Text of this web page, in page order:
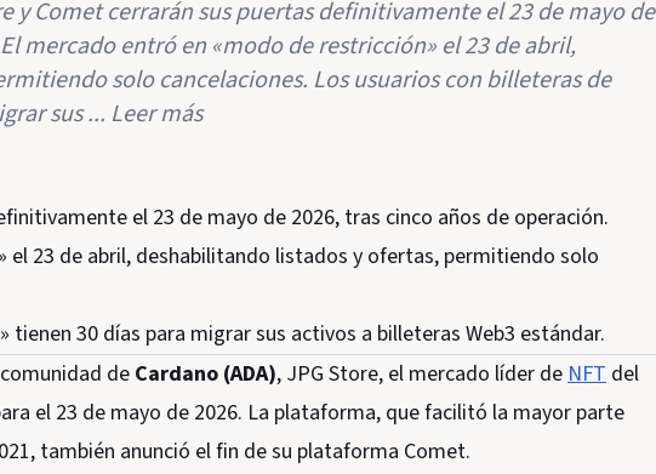
y Comet cerrarán sus puertas definitivamente el 23 de mayo de
mercado entró en «modo de restricción» el 23 de abril,
solo cancelaciones. Los usuarios con billeteras de
sus ... Leer más
el 23 de mayo de 2026, tras cinco años de operación.
el 23 de abril, deshabilitando listados y ofertas, permitiendo solo
tienen 30 días para migrar sus activos a billeteras Web3 estándar.
de Cardano (ADA), JPG Store, el mercado líder deNFT del
el 23 de mayo de 2026. La plataforma, que facilitó la mayor parte
también anunció el fin de su plataforma Comet.